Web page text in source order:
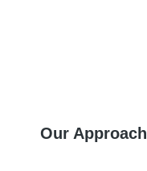
Our Approach